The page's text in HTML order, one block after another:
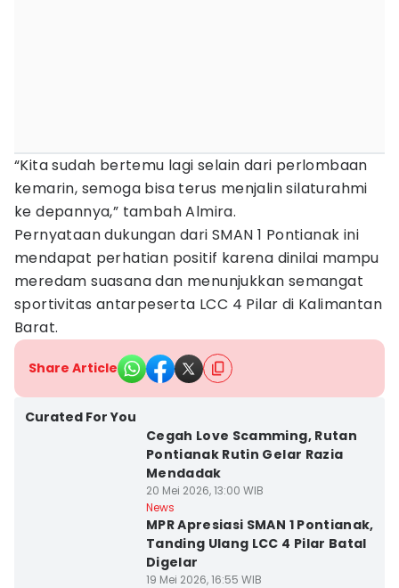
“Kita sudah bertemu lagi selain dari perlombaan
kemarin, semoga bisa terus menjalin silaturahmi
ke depannya,” tambah Almira.
Pernyataan dukungan dari SMAN 1 Pontianak ini
mendapat perhatian positif karena dinilai mampu
meredam suasana dan menunjukkan semangat
sportivitas antarpeserta LCC 4 Pilar di Kalimantan
Barat.
Share Article
Curated For You
Cegah Love Scamming, Rutan
Pontianak Rutin Gelar Razia
Mendadak
20 Mei 2026, 13:00 WIB
News
MPR Apresiasi SMAN 1 Pontianak,
Tanding Ulang LCC 4 Pilar Batal
Digelar
19 Mei 2026, 16:55 WIB